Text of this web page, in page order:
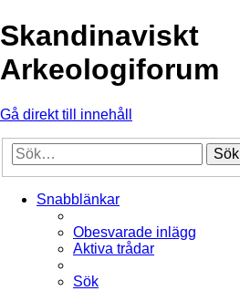
Skandinaviskt
Arkeologiforum
Gå direkt till innehåll
Sök
Snabblänkar
Obesvarade inlägg
Aktiva trådar
Sök